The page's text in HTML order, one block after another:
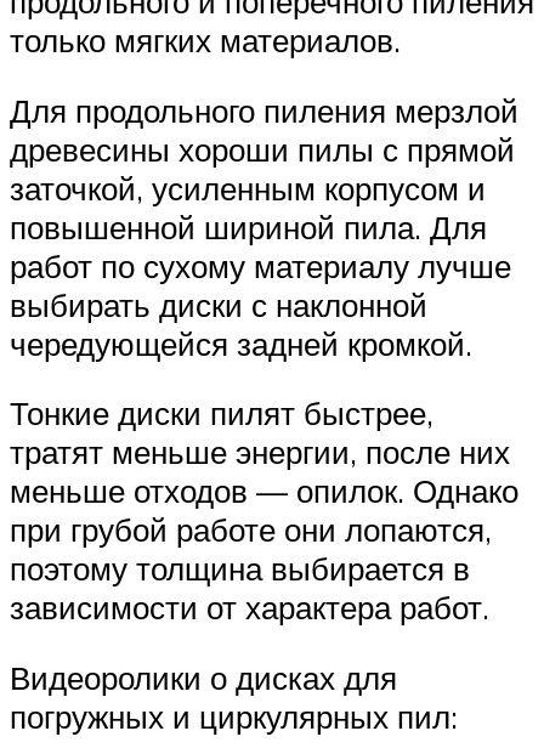
только мягких материалов.
Для продольного пиления мерзлой
древесины хороши пилы с прямой
заточкой, усиленным корпусом и
повышенной шириной пила. Для
работ по сухому материалу лучше
выбирать диски с наклонной
чередующейся задней кромкой.
Тонкие диски пилят быстрее,
тратят меньше энергии, после них
меньше отходов — опилок. Однако
при грубой работе они лопаются,
поэтому толщина выбирается в
зависимости от характера работ.
Видеоролики о дисках для
погружных и циркулярных пил: